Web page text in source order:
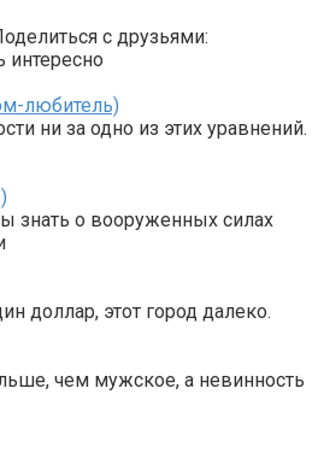
с друзьями:
любитель)
ни за одно из этих уравнений.
знать о вооруженных силах
доллар, этот город далеко.
чем мужское, а невинность